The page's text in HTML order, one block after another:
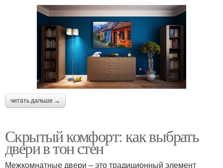
читать дальше →
Скрытый комфорт: как выбрать
двери в тон стен
Межкомнатные двери – это традиционный элемент